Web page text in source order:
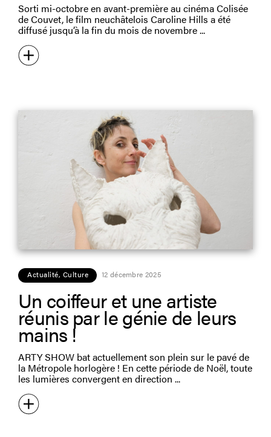
Sorti mi-octobre en avant-première au cinéma Colisée
de Couvet, le film neuchâtelois Caroline Hills a été
diffusé jusqu’à la fin du mois de novembre
Actualité, Culture 12 décembre 2025
Un coiffeur et une artiste
réunis par le génie de leurs
mains !
ARTY SHOW bat actuellement son plein sur le pavé de
la Métropole horlogère ! En cette période de Noël, toute
les lumières convergent en direction